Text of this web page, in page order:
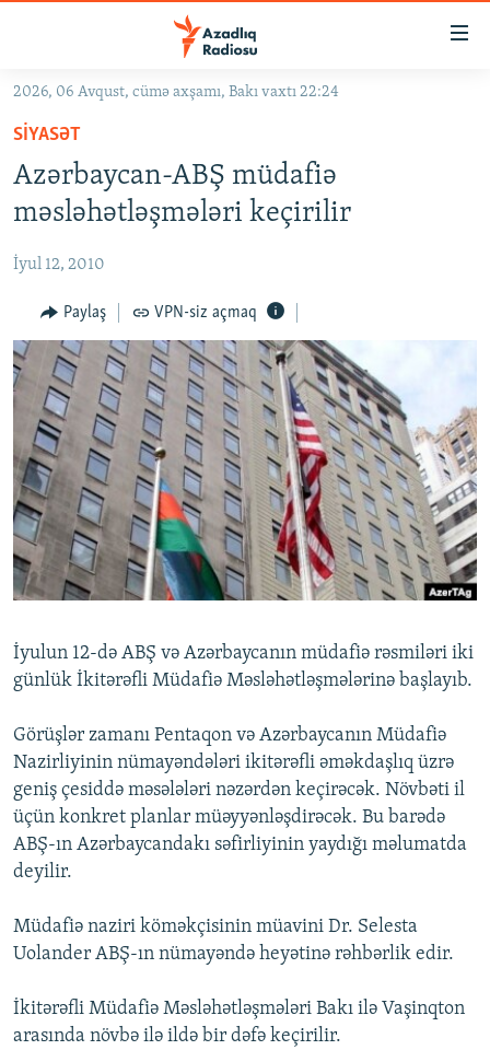
Əsas
qayıt
Əsas
naviqasiyaya
qayıt
Axtarışa
keç
GÜNDƏM
#İZAHLA
KORRUPSIOMETR
FƏRQƏ BAX
QANUNI DOĞRU
ARAŞDIRMA
MULTIMEDIA
VIDEO
FOTOQALEREYA
İNFOQRAFIKA
KARIKATURA
RADIO ARXIV
OXU ZALI
AZƏRBAYCAN ƏDƏBIYYATI KITABXANASI
İSLAM VƏ DEMOKRATIYA
İZ - MƏDƏNIYYƏT PROQRAMI
HAQQIMIZDA
MISSIYAMIZ
PEŞƏ ETIKASI VƏ JURNALISTIKA STANDARTLARIMIZ
MATERIALLARIMIZDAN ISTIFADƏ
BIZIMLƏ ƏLAQƏ
BIZI IZLƏ
2026, 06 Avqust, cümə axşamı, Bakı vaxtı 22:24
SIYASƏT
Azərbaycan-ABŞ müdafiə
məsləhətləşmələri keçirilir
İyul 12, 2010
Paylaş VPN-siz açmaq
İyulun 12-də ABŞ və Azərbaycanın müdafiə rəsmiləri iki
günlük İkitərəfli Müdafiə Məsləhətləşmələrinə başlayıb.
Görüşlər zamanı Pentaqon və Azərbaycanın Müdafiə
Nazirliyinin nümayəndələri ikitərəfli əməkdaşlıq üzrə
geniş çesiddə məsələləri nəzərdən keçirəcək. Növbəti il
üçün konkret planlar müəyyənləşdirəcək. Bu barədə
ABŞ-ın Azərbaycandakı səfirliyinin yaydığı məlumatda
deyilir.
Müdafiə naziri köməkçisinin müavini Dr. Selesta
Uolander ABŞ-ın nümayəndə heyətinə rəhbərlik edir.
İkitərəfli Müdafiə Məsləhətləşmələri Bakı ilə Vaşinqton
arasında növbə ilə ildə bir dəfə keçirilir.